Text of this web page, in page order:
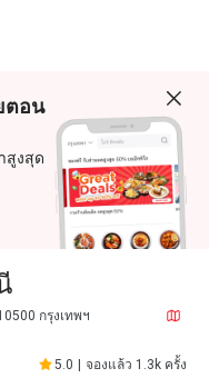
ตอน
สูงสุด
กรุงเทพฯ
5.0 จองแล้ว 1.3k ครั้ง